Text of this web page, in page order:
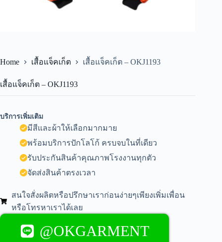
Home เสื้อแจ็คเก็ต เสื้อแจ็คเก็ต – OKJ1193
เสื้อแจ็คเก็ต – OKJ1193
บริการเพิ่มเติม
มีสีและผ้าให้เลือกมากมาย
พร้อมบริการปักโลโก้ ครบจบในที่เดียว
รับประกันสินค้าคุณภาพโรงงานทุกตัว
จัดส่งสินค้าตรงเวลา
สนใจสั่งผลิตหรือปรึกษาเราก่อนง่ายๆเพียงเพิ่มเพื่อน
หรือโทรหาเราได้เลย
@OKGARMENT